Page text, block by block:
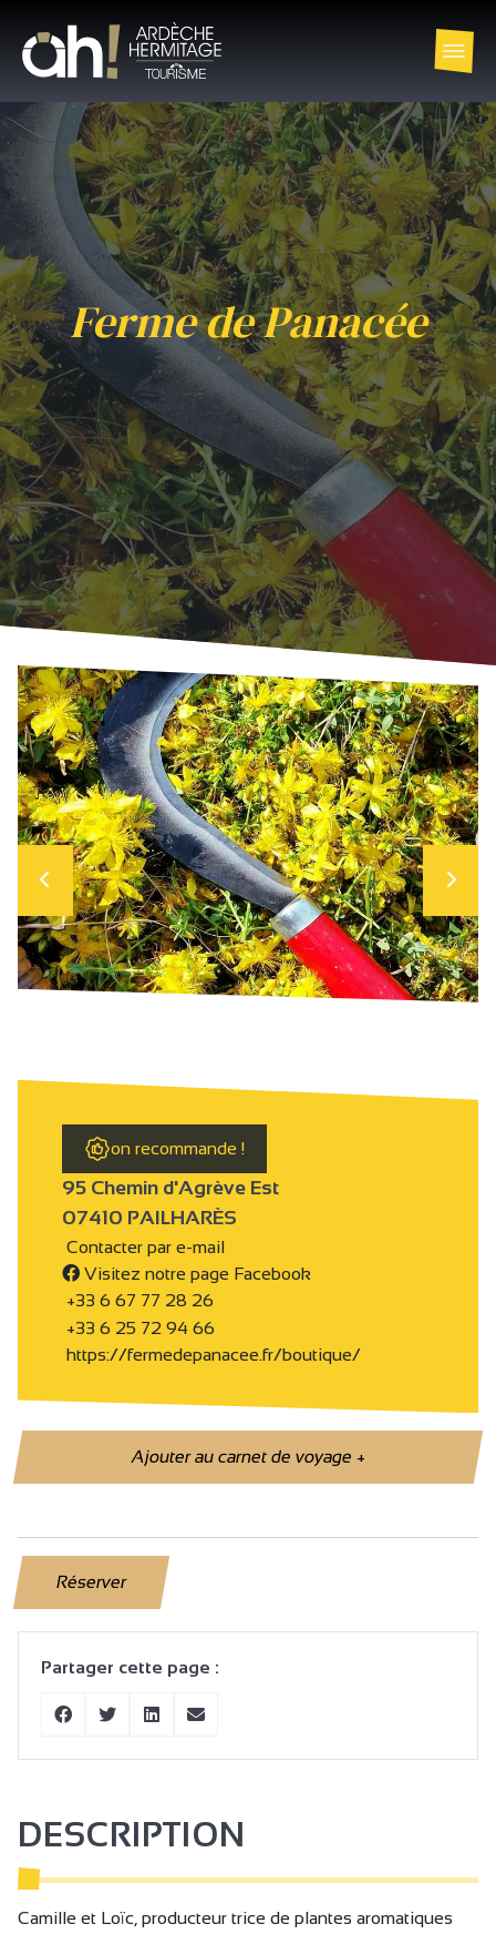
Ferme de Panacée
on recommande !
95 Chemin d'Agrève Est
07410 PAILHARÈS
Contacter par e-mail
Visitez notre page Facebook
+33 6 67 77 28 26
+33 6 25 72 94 66
https://fermedepanacee.fr/boutique/
Ajouter au carnet de voyage+
Réserver
Partager cette page :
DESCRIPTION
Camille et Loïc, producteur trice de plantes aromatiques